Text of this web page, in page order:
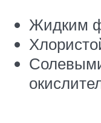
Жидким